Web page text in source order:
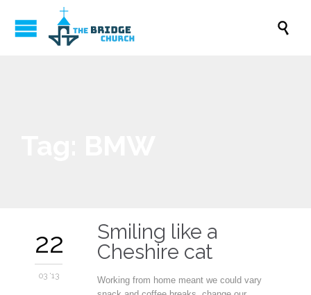

22
03 '13
Smiling like a
Cheshire cat
Working from home meant we could vary